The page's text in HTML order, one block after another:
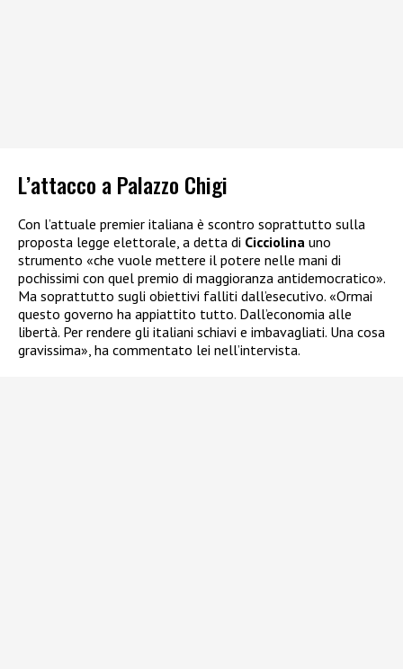
L’attacco a Palazzo Chigi
Con l’attuale premier italiana è scontro soprattutto sulla
proposta legge elettorale, a detta di Cicciolina uno
strumento «che vuole mettere il potere nelle mani di
pochissimi con quel premio di maggioranza antidemocratico».
Ma soprattutto sugli obiettivi falliti dall’esecutivo. «Ormai
questo governo ha appiattito tutto. Dall’economia alle
libertà. Per rendere gli italiani schiavi e imbavagliati. Una cosa
gravissima», ha commentato lei nell’intervista.